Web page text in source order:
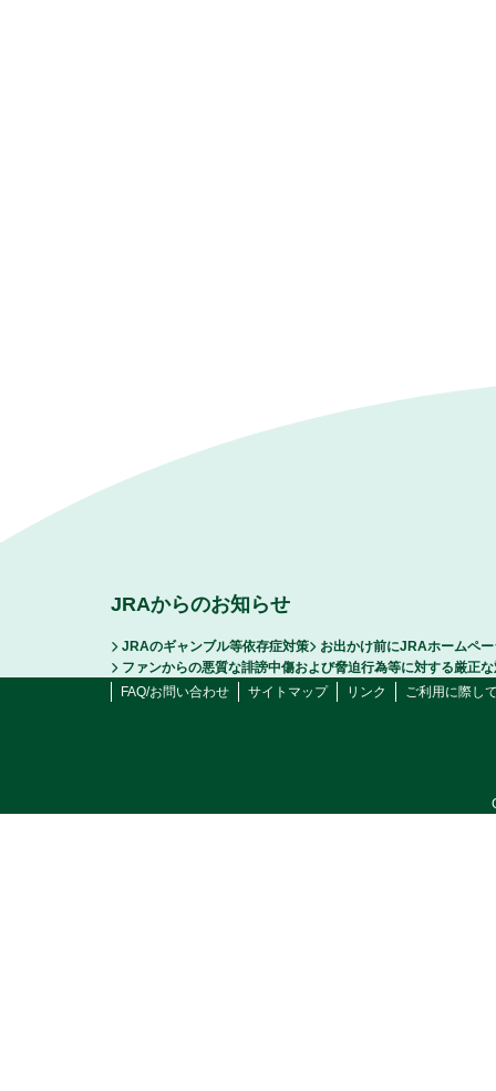
JRAからのお知らせ
JRAのギャンブル等依存症対策
お出かけ前にJRAホームペ
ファンからの悪質な誹謗中傷および脅迫行為等に対する厳正
FAQ/お問い合わせ
サイトマップ リンク ご利用に際し